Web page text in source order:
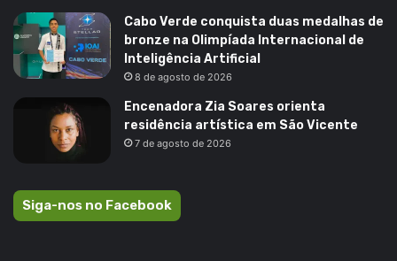
Cabo Verde conquista duas medalhas de
bronze na Olimpíada Internacional de
Inteligência Artificial
8 de agosto de 2026
Encenadora Zia Soares orienta
residência artística em São Vicente
7 de agosto de 2026
Siga-nos no Facebook